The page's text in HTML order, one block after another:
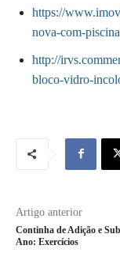
https://
nova-com-
http://
bloco-vidro-
Artigo anterior
Continha de Adição e
Ano: Exercícios